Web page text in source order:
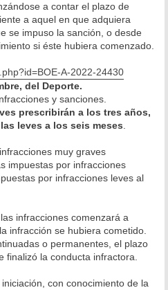
a contar el plazo de
a aquel en que adquiera
se impuso la sanción, o desde
si éste hubiera comenzado.
A-2022-24430
del Deporte.
y sanciones.
prescribirán a los tres años,
leves a los seis meses.
muy graves
impuestas por infracciones
por infracciones leves al
infracciones comenzará a
infracción se hubiera cometido.
o permanentes, el plazo
finalizó la conducta infractora.
con conocimiento de la